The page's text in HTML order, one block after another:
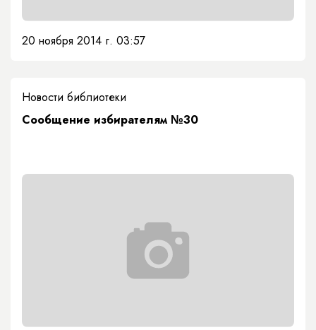
20 ноября 2014 г. 03:57
Новости библиотеки
Сообщение избирателям №30